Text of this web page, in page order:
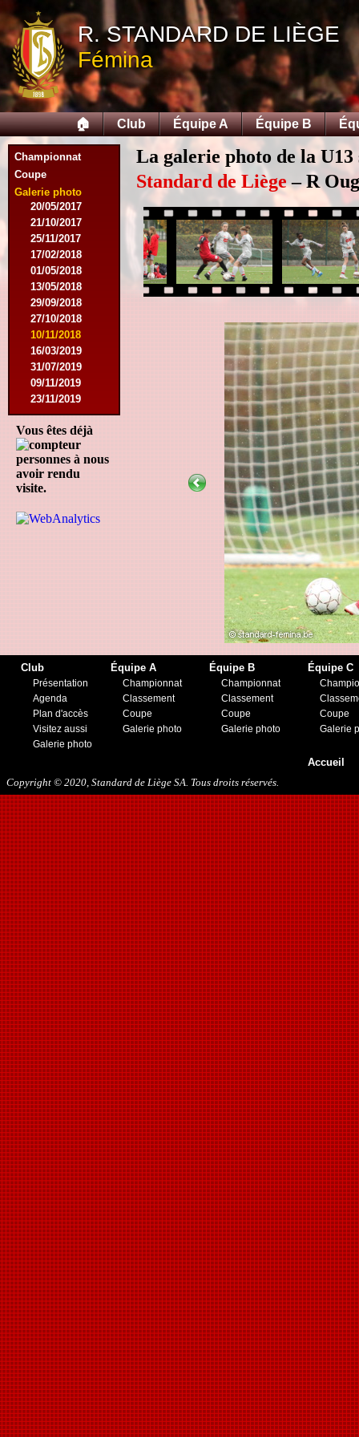
R. STANDARD DE LIÈGE
Fémina
🏠 Club Équipe A Équipe B
Championnat
Coupe
Galerie photo
12/09/2015
26/09/2015
03/10/2015
28/11/2015
09/03/2016
09/04/2016
13/04/2016
16/05/2016
09/08/2016
08/10/2016
01/03/2017
06/05/2017
20/05/2017
21/10/2017
25/11/2017
17/02/2018
01/05/2018
13/05/2018
29/09/2018
27/10/2018
10/11/2018
16/03/2019
31/07/2019
09/11/2019
23/11/2019
Vous êtes déjà
personnes à nous
avoir rendu
visite.
La galerie photo de la U13
Standard de Liège– R
Club
Présentation
Agenda
Plan d'accès
Visitez aussi
Galerie photo
Équipe A
Championnat
Classement
Coupe
Galerie photo
Équipe B
Championnat
Classement
Coupe
Galerie photo
Équipe C
Coupe
Galerie
Accueil
Copyright © 2020, Standard de Liège SA. Tous droits réservés.